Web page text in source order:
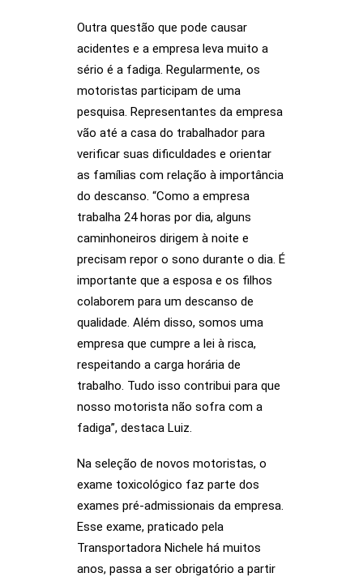
Outra questão que pode causar
acidentes e a empresa leva muito a
sério é a fadiga. Regularmente, os
motoristas participam de uma
pesquisa. Representantes da empresa
vão até a casa do trabalhador para
verificar suas dificuldades e orientar
as famílias com relação à importância
do descanso. “Como a empresa
trabalha 24 horas por dia, alguns
caminhoneiros dirigem à noite e
precisam repor o sono durante o dia. É
importante que a esposa e os filhos
colaborem para um descanso de
qualidade. Além disso, somos uma
empresa que cumpre a lei à risca,
respeitando a carga horária de
trabalho. Tudo isso contribui para que
nosso motorista não sofra com a
fadiga”, destaca Luiz.
Na seleção de novos motoristas, o
exame toxicológico faz parte dos
exames pré-admissionais da empresa.
Esse exame, praticado pela
Transportadora Nichele há muitos
anos, passa a ser obrigatório a partir